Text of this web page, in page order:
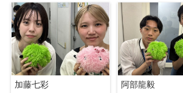
加藤七彩 阿部龍毅